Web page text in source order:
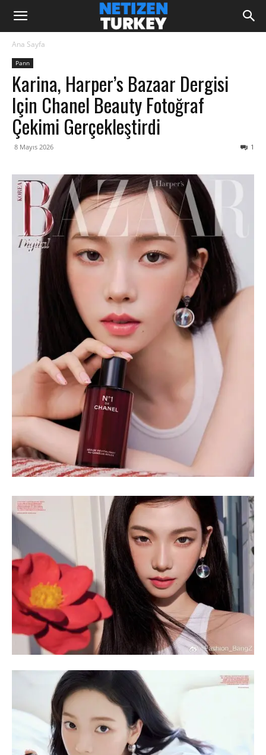
Ana Sayfa
Pann
Karina, Harper’s Bazaar Dergisi
Için Chanel Beauty Fotoğraf
Çekimi Gerçekleştirdi
8 Mayıs 2026 1